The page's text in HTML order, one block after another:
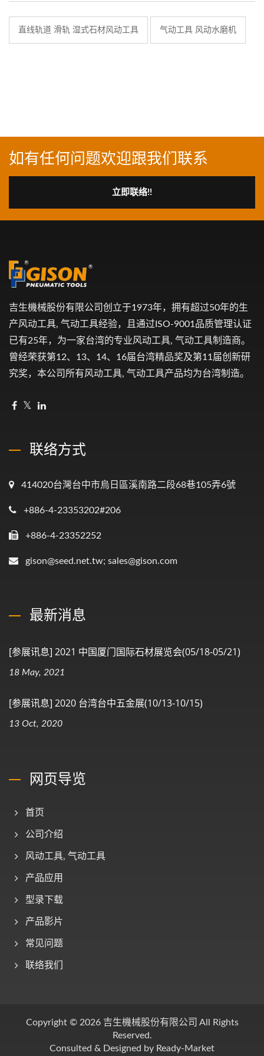
直线轨道 滑轨 湿式石材风动工具 气动工具 风动水磨机
如有任何问题欢迎跟我们联系
立即联络!!
吉生機械股份有限公司创立于1973年，拥有超过50年的生
产风动工具, 气动工具经验，且通过ISO-9001品质管理认证
已有25年，为一家台湾的专业风动工具, 气动工具制造商。
曾经荣获第12、13、14、16届台湾精品奖及第11届创新研
究奖，本公司所有风动工具, 气动工具产品均为台湾制造。
联络方式
414020台灣台中市烏日區溪南路二段68巷105弄6號
+886-4-23353202#206
+886-4-23352252
gison@seed.net.tw; sales@gison.com
最新消息
[参展讯息] 2021 中国厦门国际石材展览会(05/18-05/21)
18 May, 2021
[参展讯息] 2020 台湾台中五金展(10/13-10/15)
13 Oct, 2020
网页导览
首页
公司介绍
风动工具, 气动工具
产品应用
型录下载
产品影片
常见问题
联络我们
Copyright © 2026 吉生機械股份有限公司 All Rights
Reserved.
Consulted & Designed by Ready-Market